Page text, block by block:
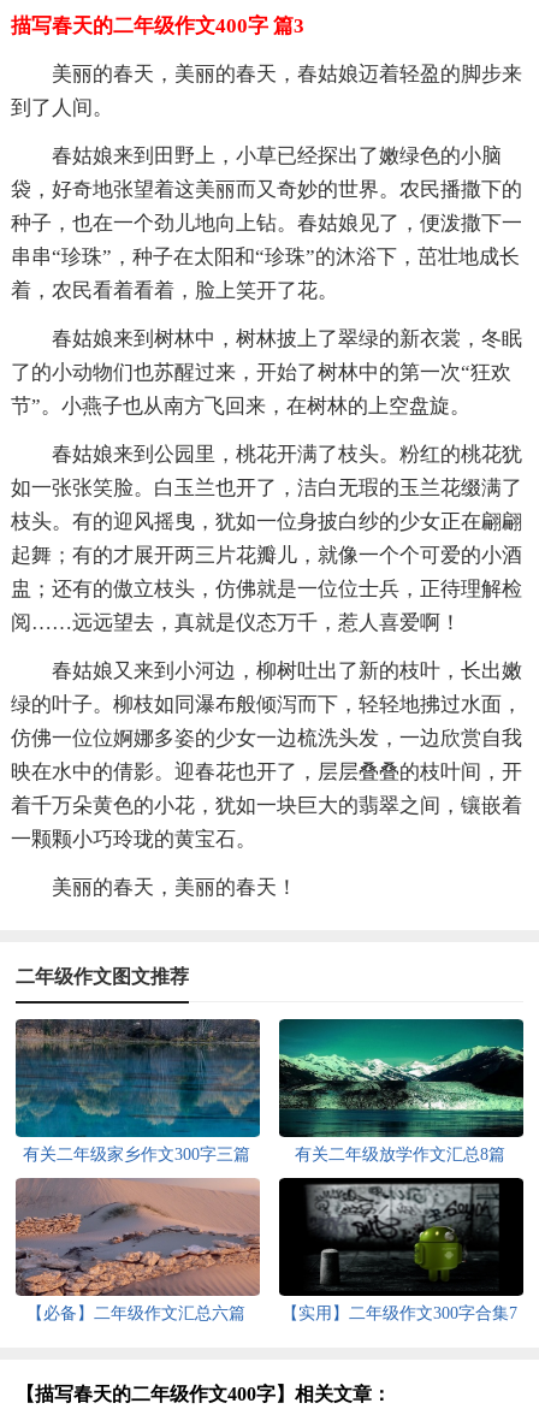
描写春天的二年级作文400字 篇3
美丽的春天，美丽的春天，春姑娘迈着轻盈的脚步来
到了人间。
春姑娘来到田野上，小草已经探出了嫩绿色的小脑
袋，好奇地张望着这美丽而又奇妙的世界。农民播撒下的
种子，也在一个劲儿地向上钻。春姑娘见了，便泼撒下一
串串“珍珠”，种子在太阳和“珍珠”的沐浴下，茁壮地成长
着，农民看着看着，脸上笑开了花。
春姑娘来到树林中，树林披上了翠绿的新衣裳，冬眠
了的小动物们也苏醒过来，开始了树林中的第一次“狂欢
节”。小燕子也从南方飞回来，在树林的上空盘旋。
春姑娘来到公园里，桃花开满了枝头。粉红的桃花犹
如一张张笑脸。白玉兰也开了，洁白无瑕的玉兰花缀满了
枝头。有的迎风摇曳，犹如一位身披白纱的少女正在翩翩
起舞；有的才展开两三片花瓣儿，就像一个个可爱的小酒
盅；还有的傲立枝头，仿佛就是一位位士兵，正待理解检
阅……远远望去，真就是仪态万千，惹人喜爱啊！
春姑娘又来到小河边，柳树吐出了新的枝叶，长出嫩
绿的叶子。柳枝如同瀑布般倾泻而下，轻轻地拂过水面，
仿佛一位位婀娜多姿的少女一边梳洗头发，一边欣赏自我
映在水中的倩影。迎春花也开了，层层叠叠的枝叶间，开
着千万朵黄色的小花，犹如一块巨大的翡翠之间，镶嵌着
一颗颗小巧玲珑的黄宝石。
美丽的春天，美丽的春天！
二年级作文图文推荐
有关二年级家乡作文300字三篇 有关二年级放学作文汇总8篇
【必备】二年级作文汇总六篇
【实用】二年级作文300字合集7
【描写春天的二年级作文400字】相关文章：